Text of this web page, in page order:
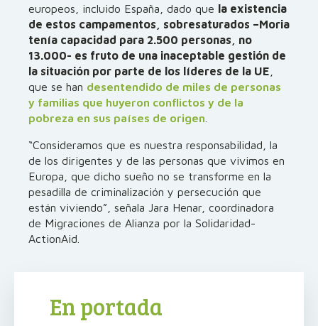
europeos, incluido España, dado que la existencia
de estos campamentos, sobresaturados –Moria
tenía capacidad para 2.500 personas, no
13.000- es fruto de una inaceptable gestión de
la situación por parte de los líderes de la UE
que se han desentendido de miles de personas
y familias que huyeron conflictos y de la
pobreza en sus países de origen
“Consideramos que es nuestra responsabilidad, la
de los dirigentes y de las personas que vivimos en
Europa, que dicho sueño no se transforme en la
pesadilla de criminalización y persecución que
están viviendo”, señala Jara Henar, coordinadora
de Migraciones de Alianza por la Solidaridad-
ActionAid.
En portada